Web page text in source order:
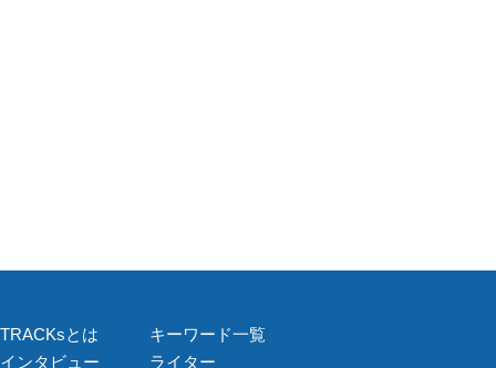
TRACKsとは
インタビュー
キーワード一覧
ライター